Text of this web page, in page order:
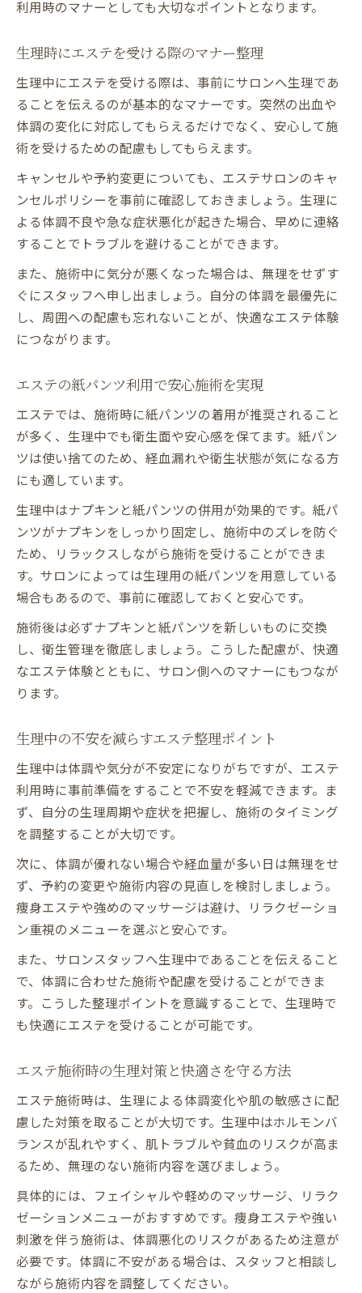
利用時のマナーとしても大切なポイントとなります。
生理時にエステを受ける際のマナー整理
生理中にエステを受ける際は、事前にサロンへ生理であ
ることを伝えるのが基本的なマナーです。突然の出血や
体調の変化に対応してもらえるだけでなく、安心して施
術を受けるための配慮もしてもらえます。
キャンセルや予約変更についても、エステサロンのキャ
ンセルポリシーを事前に確認しておきましょう。生理に
よる体調不良や急な症状悪化が起きた場合、早めに連絡
することでトラブルを避けることができます。
また、施術中に気分が悪くなった場合は、無理をせずす
ぐにスタッフへ申し出ましょう。自分の体調を最優先に
し、周囲への配慮も忘れないことが、快適なエステ体験
につながります。
エステの紙パンツ利用で安心施術を実現
エステでは、施術時に紙パンツの着用が推奨されること
が多く、生理中でも衛生面や安心感を保てます。紙パン
ツは使い捨てのため、経血漏れや衛生状態が気になる方
にも適しています。
生理中はナプキンと紙パンツの併用が効果的です。紙パ
ンツがナプキンをしっかり固定し、施術中のズレを防ぐ
ため、リラックスしながら施術を受けることができま
す。サロンによっては生理用の紙パンツを用意している
場合もあるので、事前に確認しておくと安心です。
施術後は必ずナプキンと紙パンツを新しいものに交換
し、衛生管理を徹底しましょう。こうした配慮が、快適
なエステ体験とともに、サロン側へのマナーにもつなが
ります。
生理中の不安を減らすエステ整理ポイント
生理中は体調や気分が不安定になりがちですが、エステ
利用時に事前準備をすることで不安を軽減できます。ま
ず、自分の生理周期や症状を把握し、施術のタイミング
を調整することが大切です。
次に、体調が優れない場合や経血量が多い日は無理をせ
ず、予約の変更や施術内容の見直しを検討しましょう。
痩身エステや強めのマッサージは避け、リラクゼーショ
ン重視のメニューを選ぶと安心です。
また、サロンスタッフへ生理中であることを伝えること
で、体調に合わせた施術や配慮を受けることができま
す。こうした整理ポイントを意識することで、生理時で
も快適にエステを受けることが可能です。
エステ施術時の生理対策と快適さを守る方法
エステ施術時は、生理による体調変化や肌の敏感さに配
慮した対策を取ることが大切です。生理中はホルモンバ
ランスが乱れやすく、肌トラブルや貧血のリスクが高ま
るため、無理のない施術内容を選びましょう。
具体的には、フェイシャルや軽めのマッサージ、リラク
ゼーションメニューがおすすめです。痩身エステや強い
刺激を伴う施術は、体調悪化のリスクがあるため注意が
必要です。体調に不安がある場合は、スタッフと相談し
ながら施術内容を調整してください。